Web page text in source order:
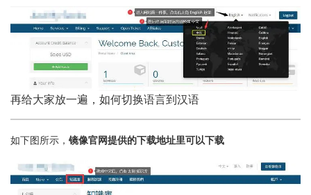
再给大家放一遍，如何切换语言到汉语
如下图所示， 镜像官网提供的下载地址里可以下载